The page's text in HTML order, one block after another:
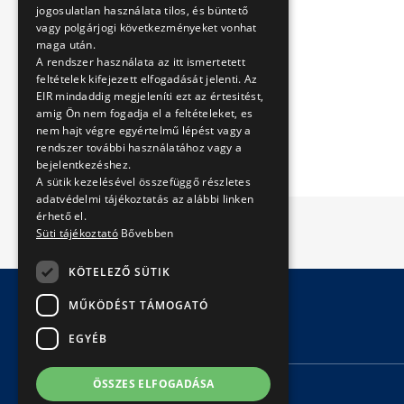
KAPCSOLAT
jogosulatlan használata tilos, és büntető
vagy polgárjogi következményeket vonhat
maga után.
A rendszer használata az itt ismertetett
feltételek kifejezett elfogadását jelenti. Az
EIR mindaddig megjeleníti ezt az értesitést,
amig Ön nem fogadja el a feltételeket, es
nem hajt végre egyértelmű lépést vagy a
rendszer további használatához vagy a
bejelentkezéshez.
A sütik kezelésével összefüggő részletes
adatvédelmi tájékoztatás az alábbi linken
érhető el.
Süti tájékoztató Bővebben
KÖTELEZŐ SÜTIK
MŰKÖDÉST TÁMOGATÓ
EGYÉB
ÖSSZES ELFOGADÁSA